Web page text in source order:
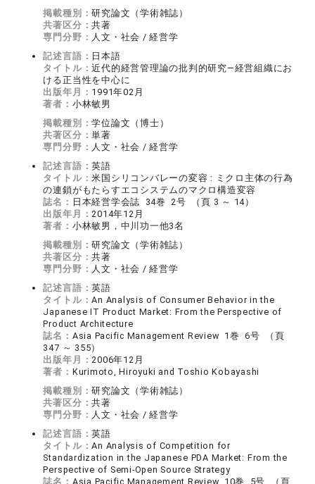
掲載種別：研究論文（学術雑誌）
共著区分：共著
専門分野： 人文・社会 / 経営学
記述言語： 日本語
タイトル：近代的経営管理論の批判的研究―経営組織にお
ける正当性を中心に
出版年月： 1991年02月
著者： 小林敏男
掲載種別：学位論文（博士）
共著区分：単著
専門分野： 人文・社会 / 経営学
記述言語：英語
タイトル：米国シリコンバレーの変容 : ミクロ主体の行為
の連鎖がもたらすエコシステムのマクロ構造変容
誌名： 日本経営学会誌 34巻 2号 （頁 3 ～ 14）
出版年月： 2014年12月
著者： 小林敏男，中川功一他3名
掲載種別：研究論文（学術雑誌）
共著区分：共著
専門分野： 人文・社会 / 経営学
記述言語：英語
タイトル：An Analysis of Consumer Behavior in the
Japanese IT Product Market: From the Perspective of
Product Architecture
誌名： Asia Pacific Management Review 1巻 6号 （頁
347 ～ 355）
出版年月： 2006年12月
著者： Kurimoto, Hiroyuki and Toshio Kobayashi
掲載種別：研究論文（学術雑誌）
共著区分：共著
専門分野： 人文・社会 / 経営学
記述言語：英語
タイトル：An Analysis of Competition for
Standardization in the Japanese PDA Market: From the
Perspective of Semi-Open Source Strategy
誌名： Asia Pacific Management Review 10巻 5号 （頁